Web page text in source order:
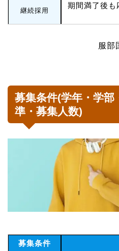
継続採用
期間満了後も
服部
募集条件(学年・学部
準・募集人数)
募集条件